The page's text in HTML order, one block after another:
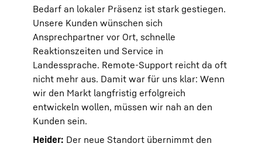
Bedarf an lokaler Präsenz ist stark gestiegen.
Unsere Kunden wünschen sich
Ansprechpartner vor Ort, schnelle
Reaktionszeiten und Service in
Landessprache. Remote-Support reicht da oft
nicht mehr aus. Damit war für uns klar: Wenn
wir den Markt langfristig erfolgreich
entwickeln wollen, müssen wir nah an den
Kunden sein.
Heider: Der neue Standort übernimmt den